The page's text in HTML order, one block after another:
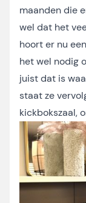
maanden die
wel dat het
hoort er nu
het wel nodig
juist dat is
staat ze
kickbokszaal,